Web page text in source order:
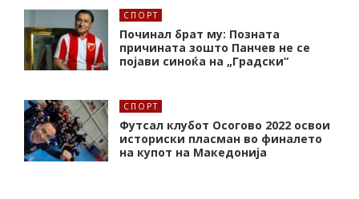
СПОРТ
Починал брат му: Позната
причината зошто Панчев не се
појави синоќа на „Градски“
СПОРТ
Футсал клубот Осогово 2022 освои
историски пласман во финалето
на купот на Македонија